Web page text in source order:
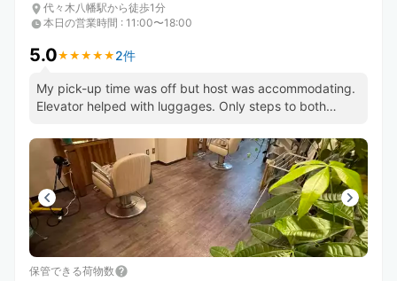
代々木八幡駅から徒歩1分
本日の営業時間 : 11:00〜18:00
5.0★ ★ ★ ★ ★
★ ★ ★ ★ ★ 2件
My pick-up time was off but host was accommodating.
Elevator helped with luggages. Only steps to both
保管できる荷物数